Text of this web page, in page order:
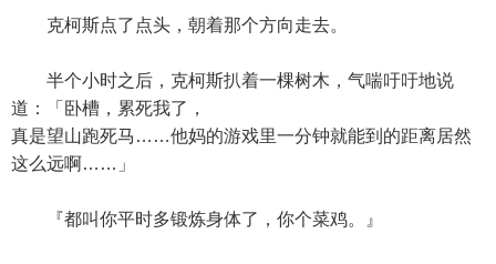
克柯斯点了点头，朝着那个方向走去。
半个小时之后，克柯斯扒着一棵树木，气喘吁吁地说
道：「卧槽，累死我了，
真是望山跑死马……他妈的游戏里一分钟就能到的距离居然
这么远啊……」
『都叫你平时多锻炼身体了，你个菜鸡。』